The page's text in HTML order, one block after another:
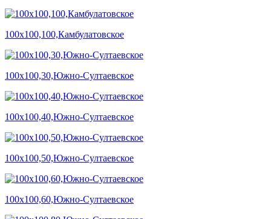
100х100,100,Камбулатовское
100х100,30,Южно-Султаевское
100х100,40,Южно-Султаевское
100х100,50,Южно-Султаевское
100х100,60,Южно-Султаевское